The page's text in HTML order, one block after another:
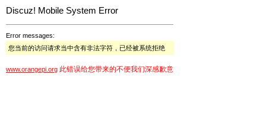
Discuz! Mobile System Error
Error messages:
您当前的访问请求当中含有非法字符，已经被系统拒绝
www.orangepi.org 此错误给您带来的不便我们深感歉意